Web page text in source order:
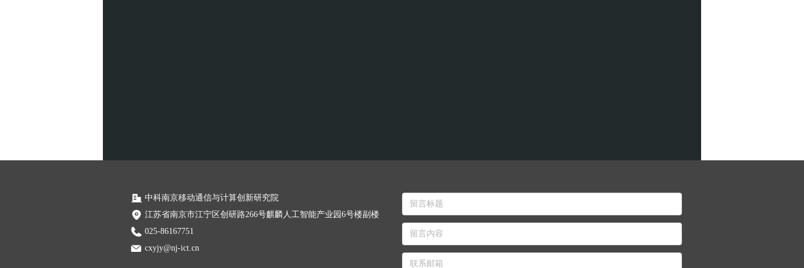
中科南京移动通信与计算创新研究院
江苏省南京市江宁区创研路266号麒麟人工智能产业园6号楼副楼
025-86167751
cxyjy@nj-ict.cn